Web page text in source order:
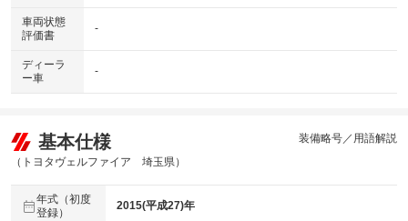
車両状態
評価書
-
ディーラ
ー車
-
基本仕様
（トヨタヴェルファイア 埼玉県）
装備略号／用語解説
年式（初度
登録）
2015(平成27)年